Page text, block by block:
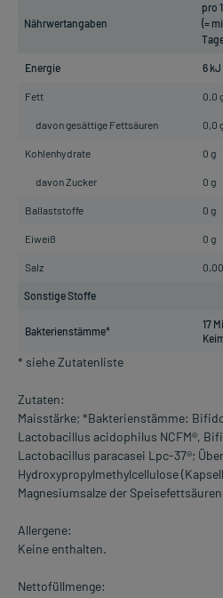
Nährwertangaben
pro
(=
Energie 6 kJ
Fett 0,0
davon gesättige Fettsäuren 0,0
Kohlenhydrate 0 g
davon Zucker 0 g
Ballaststoffe 0 g
Eiweiß 0 g
Salz
Sonstige Stoffe
Bakterienstämme*
17
* siehe Zutatenliste
Zutaten:
Maisstärke; *Bakterienstämme:
Lactobacillus acidophilus NCFM®,
Lactobacillus paracasei Lpc-37®;
Hydroxypropylmethylcellulose
Magnesiumsalze der
Allergene:
Keine enthalten.
Nettofüllmenge: